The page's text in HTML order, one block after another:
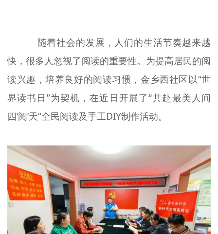
随着社会的发展，人们的生活节奏越来越
快，很多人忽视了阅读的重要性。为提高居民的阅
读兴趣，培养良好的阅读习惯 ，金乡西社区以“世
界读书日”为契机，在近日开展了“共赴最美人间
四‘阅’天”全民阅读及手工DIY制作活动。